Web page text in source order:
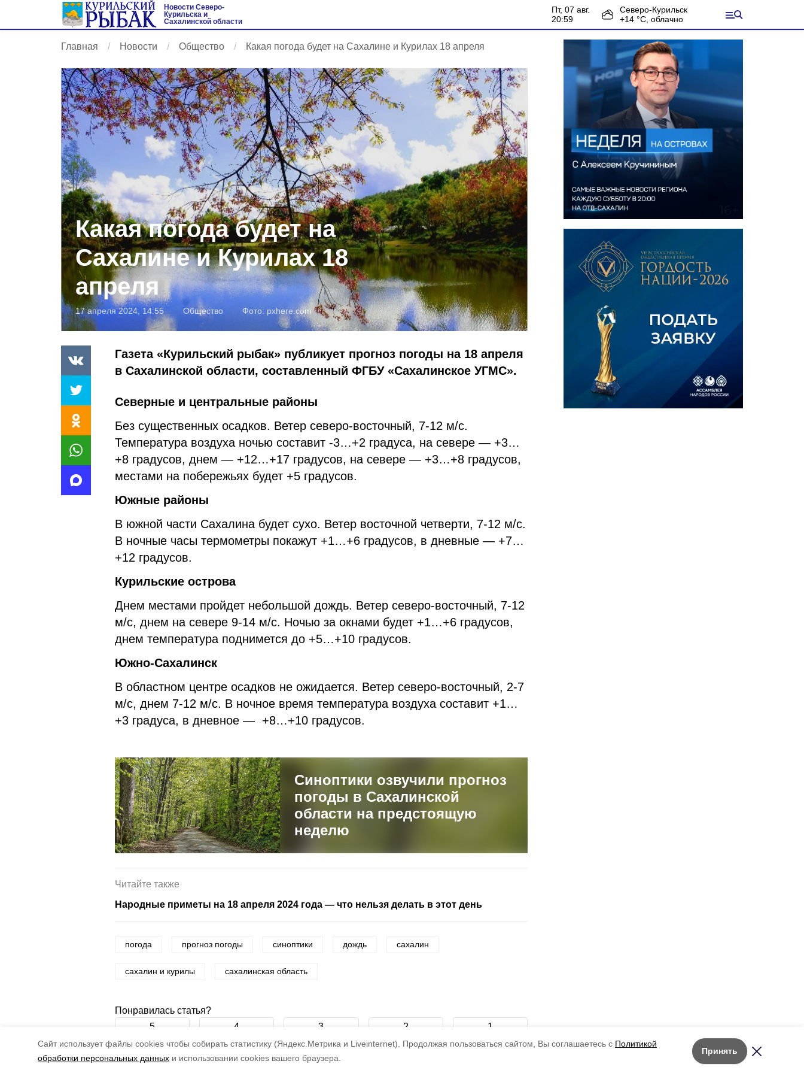
Cайт использует файлы cookies чтобы собирать статистику (Яндекс.Метрика и Liveinternet). Продолжая пользоваться сайтом, Вы соглашаетесь с Политикой
обработки персональных данных и использовании cookies вашего браузера.
Принять
Новости Северо-
Курильска и
Сахалинской области
пт, 07 авг.
20:59
Северо-Курильск
+14 °С, облачно
Лента новостей
Главная Новости Общество Какая погода будет на Сахалине и Курилах 18 апреля
Какая погода будет на
Сахалине и Курилах 18
апреля
17 апреля 2024, 14:55 Общество Фото: pxhere.com
Газета «Курильский рыбак» публикует прогноз погоды на 18 апреля
в Сахалинской области, составленный ФГБУ «Сахалинское УГМС».
Северные и центральные районы
Без существенных осадков. Ветер северо-восточный, 7-12 м/с.
Температура воздуха ночью составит -3…+2 градуса, на севере — +3…
+8 градусов, днем — +12…+17 градусов, на севере — +3…+8 градусов,
местами на побережьях будет +5 градусов.
Южные районы
В южной части Сахалина будет сухо. Ветер восточной четверти, 7-12 м/с.
В ночные часы термометры покажут +1…+6 градусов, в дневные — +7…
+12 градусов.
Курильские острова
Днем местами пройдет небольшой дождь. Ветер северо-восточный, 7-12
м/с, днем на севере 9-14 м/с. Ночью за окнами будет +1…+6 градусов,
днем температура поднимется до +5…+10 градусов.
Южно-Сахалинск
В областном центре осадков не ожидается. Ветер северо-восточный, 2-7
м/с, днем 7-12 м/с. В ночное время температура воздуха составит +1…
+3 градуса, в дневное — +8…+10 градусов.
Синоптики озвучили прогноз
погоды в Сахалинской
области на предстоящую
неделю
Читайте также
Народные приметы на 18 апреля 2024 года — что нельзя делать в этот день
погода прогноз погоды синоптики дождь сахалин
сахалин и курилы сахалинская область
Понравилась статья?
5
4 3 2 1